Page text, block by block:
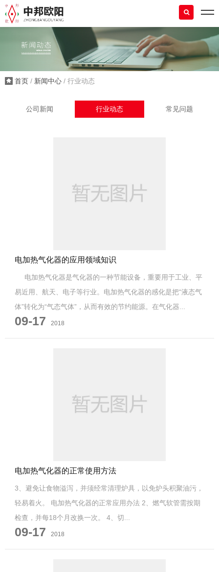
首页 / 新闻中心 / 行业动态
公司新闻 行业动态 常见问题
电加热气化器的应用领域知识
电加热气化器是气化器的一种节能设备，重要用于工业、平
易近用、航天、电子等行业。电加热气化器的感化是把“液态气
体”转化为“气态气体”，从而有效的节约能源。在气化器...
09-17 2018
电加热气化器的正常使用方法
3、避免让食物溢泻，并须经常清理炉具，以免炉头积聚油污，
轻易着火。 电加热气化器的正常应用办法 2、燃气软管需按期
检查，并每18个月改换一次。 4、切...
09-17 2018